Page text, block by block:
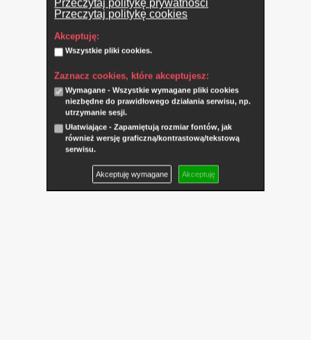
Przeczytaj politykę prywatności
Przeczytaj politykę cookies
Akceptuję:
Wszystkie pliki cookies.
Zaznacz cookies, które akceptujesz:
Wymagane - Wszystkie wymagane pliki cookies
niezbędne do prawidłowego działania serwisu, np.
utrzymanie sesji.
Ułatwiające - Zapamiętują rozmiar fontów, jak
również wersję graficzną/kontrastową/tekstową
serwisu.
Akceptuję wymagane Akceptuję